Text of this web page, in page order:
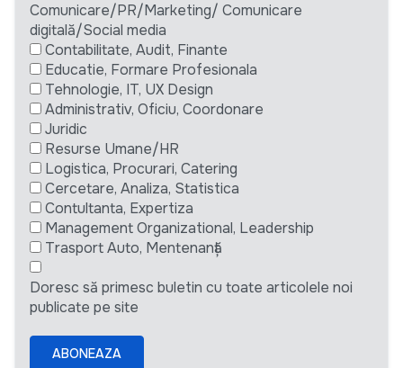
Comunicare/PR/Marketing/ Comunicare
digitală/Social media
Contabilitate, Audit, Finante
Educatie, Formare Profesionala
Tehnologie, IT, UX Design
Administrativ, Oficiu, Coordonare
Juridic
Resurse Umane/HR
Logistica, Procurari, Catering
Cercetare, Analiza, Statistica
Contultanta, Expertiza
Management Organizational, Leadership
Trasport Auto, Mentenanță
Doresc să primesc buletin cu toate articolele noi
publicate pe site
ABONEAZA